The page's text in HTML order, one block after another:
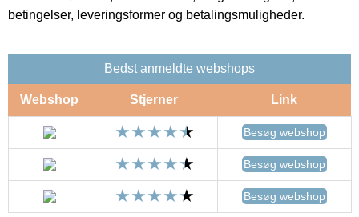
betingelser, leveringsformer og betalingsmuligheder.
Bedst anmeldte webshops
Webshop Stjerner Link
Besøg webshop
Besøg webshop
Besøg webshop